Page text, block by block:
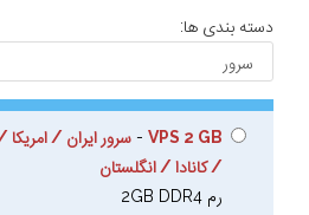
دسته بندی ها:
VPS 2 GB
- سرور ایران /
/ کانادا / انگلستان
رم 2GB DDR4